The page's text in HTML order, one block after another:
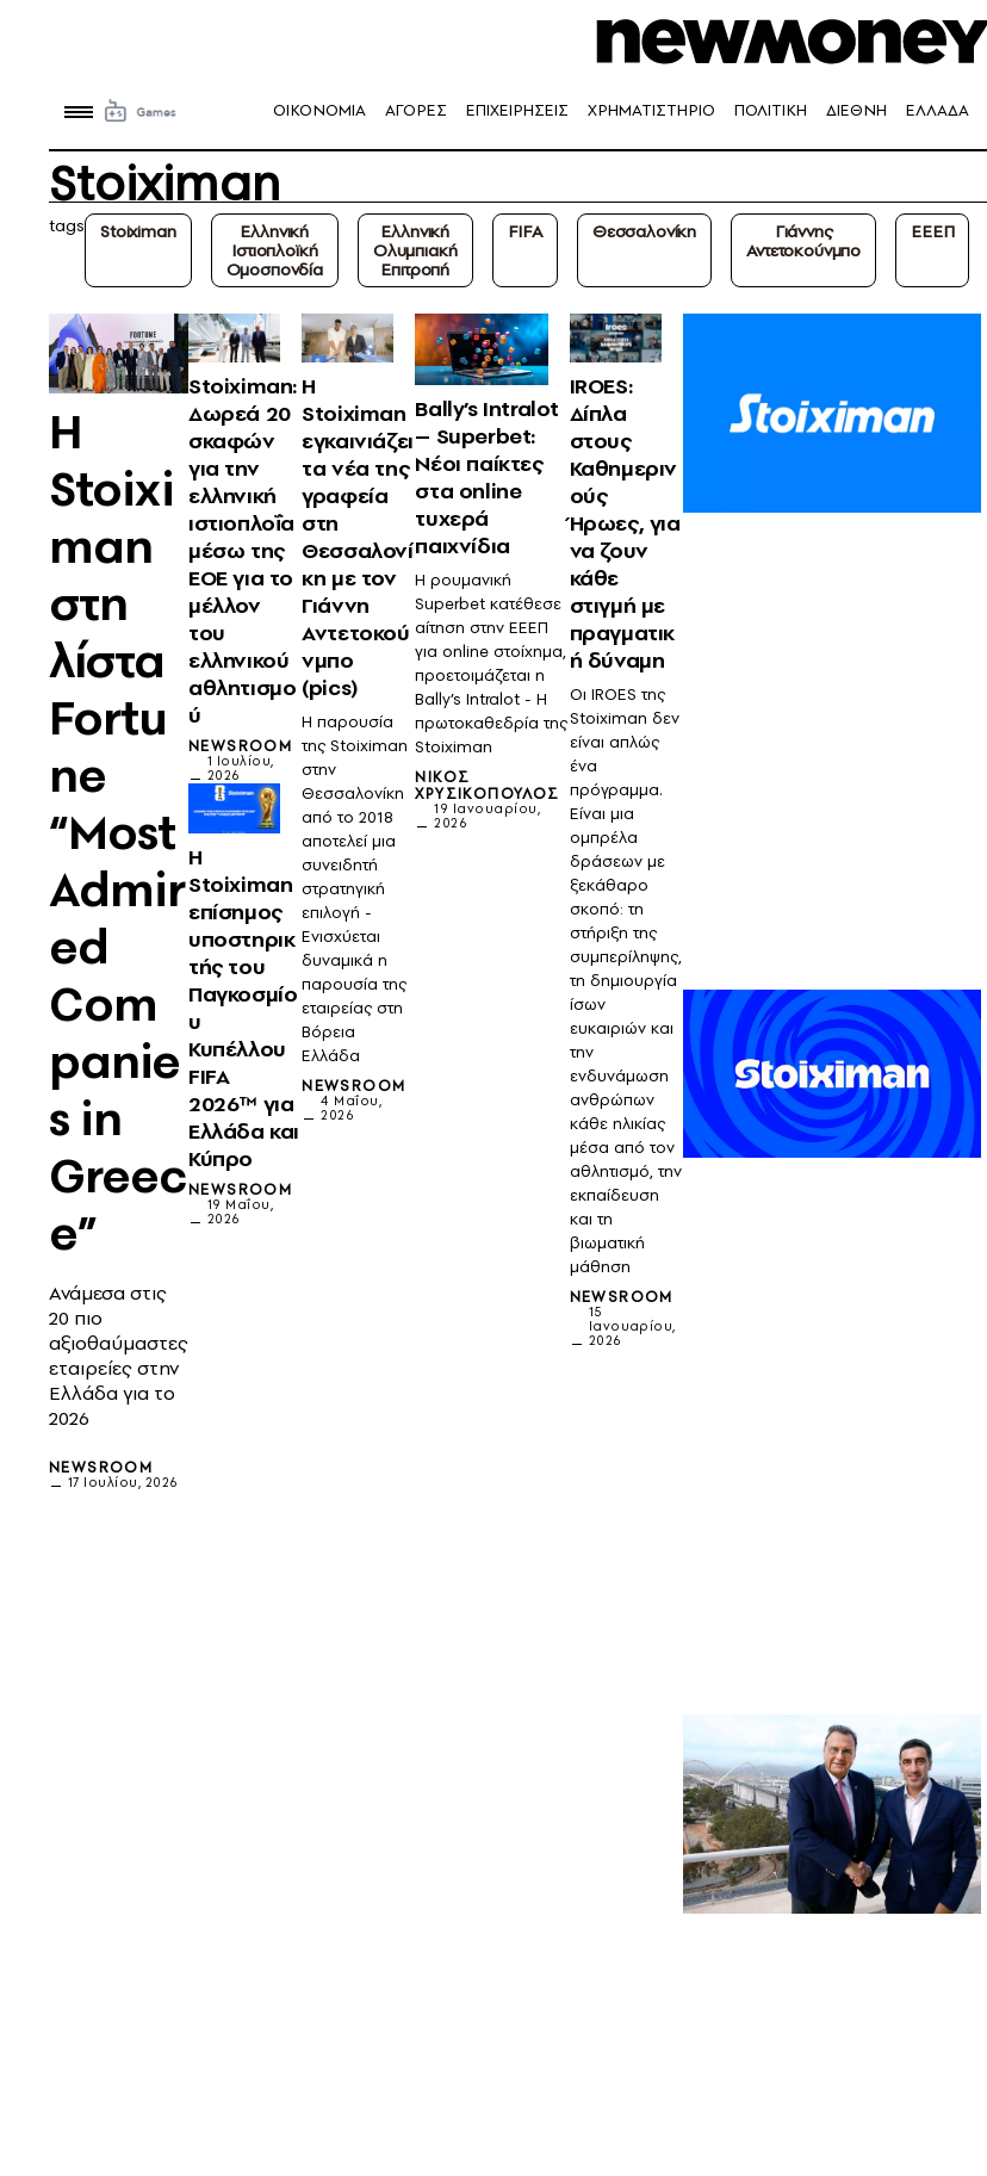
OIKONOMIA ΑΓΟΡΕΣ ΕΠΙΧΕΙΡΗΣΕΙΣ ΧΡΗΜΑΤΙΣΤΗΡΙΟ ΠΟΛΙΤΙΚΗ ΔΙΕΘΝΗ ΕΛΛΑΔΑ
Stoiximan
tags Stoiximan
Ελληνική
Ιστιοπλοϊκή
Ομοσπονδία
Ελληνική
Ολυμπιακή
Επιτροπή
FIFA Θεσσαλονίκη
Γιάννης
Αντετοκούνμπο
ΕΕΕΠ
Η
Stoixi
man
στη
λίστα
Fortu
ne
“Most
Admir
ed
Com
panie
s in
Greec
e”
Ανάμεσα στις
20 πιο
αξιοθαύμαστες
εταιρείες στην
Ελλάδα για το
2026
NEWSROOM
17 Ιουλίου, 2026
Stoiximan:
Δωρεά 20
σκαφών
για την
ελληνική
ιστιοπλοΐα
μέσω της
ΕΟΕ για το
μέλλον
του
ελληνικού
αθλητισμο
ύ
NEWSROOM
1 Ιουλίου,
2026
Η
Stoiximan
επίσημος
υποστηρικ
τής του
Παγκοσμίο
υ
Κυπέλλου
FIFA
2026™ για
Ελλάδα και
Κύπρο
NEWSROOM
19 Μαΐου,
2026
Η
Stoiximan
εγκαινιάζει
τα νέα της
γραφεία
στη
Θεσσαλονί
κη με τον
Γιάννη
Αντετοκού
νμπο
(pics)
Η παρουσία
της Stoiximan
στην
Θεσσαλονίκη
από το 2018
αποτελεί μια
συνειδητή
στρατηγική
επιλογή -
Ενισχύεται
δυναμικά η
παρουσία της
εταιρείας στη
Βόρεια
Ελλάδα
NEWSROOM
4 Μαΐου,
2026
Bally’s Intralot
– Superbet:
Νέοι παίκτες
στα online
τυχερά
παιχνίδια
Η ρουμανική
Superbet κατέθεσε
αίτηση στην ΕΕΕΠ
για online στοίχημα,
προετοιμάζεται η
Bally’s Intralot - Η
πρωτοκαθεδρία της
Stoiximan
ΝΊΚΟΣ
ΧΡΥΣΙΚΌΠΟΥΛΟΣ
19 Ιανουαρίου,
2026
IROES:
Δίπλα
στους
Καθημεριν
ούς
Ήρωες, για
να ζουν
κάθε
στιγμή με
πραγματικ
ή δύναμη
Οι IROES της
Stoiximan δεν
είναι απλώς
ένα
πρόγραμμα.
Είναι μια
ομπρέλα
δράσεων με
ξεκάθαρο
σκοπό: τη
στήριξη της
συμπερίληψης,
τη δημιουργία
ίσων
ευκαιριών και
την
ενδυνάμωση
ανθρώπων
κάθε ηλικίας
μέσα από τον
αθλητισμό, την
εκπαίδευση
και τη
βιωματική
μάθηση
NEWSROOM
15
Ιανουαρίου,
2026